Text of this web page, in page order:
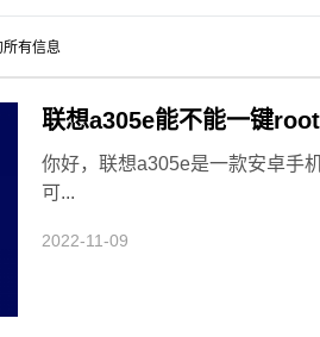
所有信息
联想a305e能不能一键
你好，联想a305e是一款安卓手
可...
2022-11-09